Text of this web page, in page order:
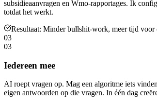
subsidieaanvragen en Wmo-rapportages. Ik
totdat het werkt.
Resultaat: Minder bullshit-work, meer tijd voor
03
03
Iedereen mee
AI roept vragen op. Mag een algoritme iets
eigen antwoorden op die vragen. In één dag